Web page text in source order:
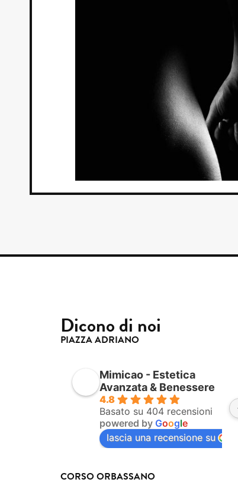
Dicono di noi
PIAZZA ADRIANO
Mimicao - Estetica
Avanzata & Benessere
4.8
Basato su 404 recensioni
powered by Google
lascia una recensione su
CORSO ORBASSANO